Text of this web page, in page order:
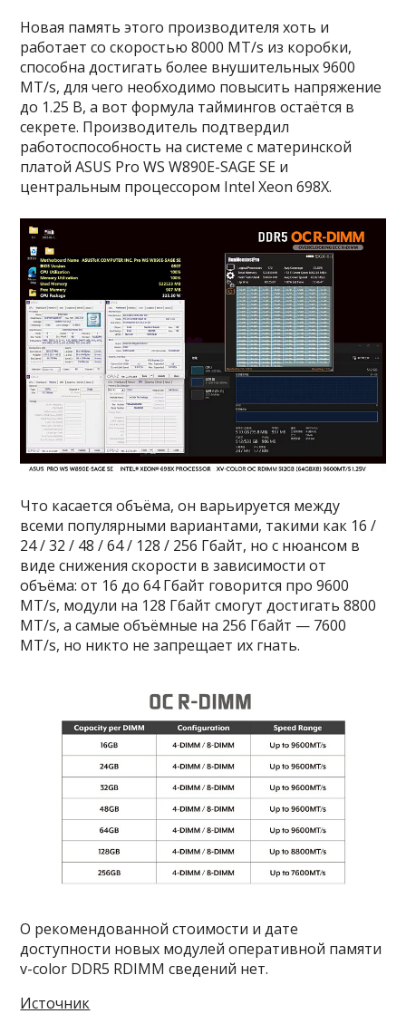
Новая память этого производителя хоть и
работает со скоростью 8000 MT/s из коробки,
способна достигать более внушительных 9600
MT/s, для чего необходимо повысить напряжение
до 1.25 В, а вот формула таймингов остаётся в
секрете. Производитель подтвердил
работоспособность на системе с материнской
платой ASUS Pro WS W890E-SAGE SE и
центральным процессором Intel Xeon 698X.
Что касается объёма, он варьируется между
всеми популярными вариантами, такими как 16 /
24 / 32 / 48 / 64 / 128 / 256 Гбайт, но с нюансом в
виде снижения скорости в зависимости от
объёма: от 16 до 64 Гбайт говорится про 9600
MT/s, модули на 128 Гбайт смогут достигать 8800
MT/s, а самые объёмные на 256 Гбайт — 7600
MT/s, но никто не запрещает их гнать.
О рекомендованной стоимости и дате
доступности новых модулей оперативной памяти
v-color DDR5 RDIMM сведений нет.
Источник